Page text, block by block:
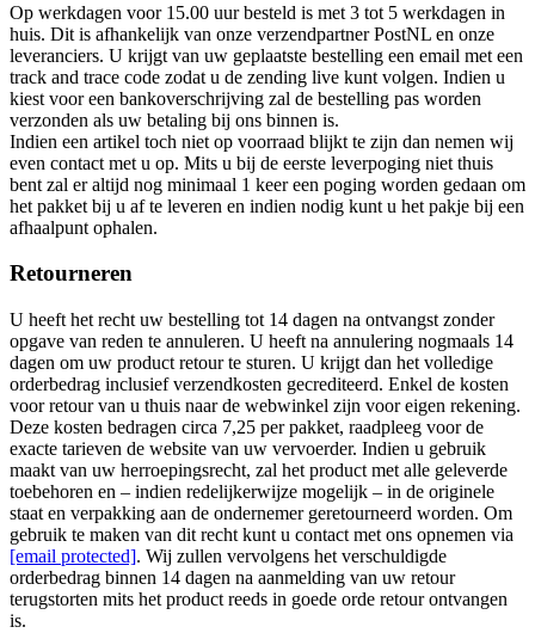
Op werkdagen voor 15.00 uur besteld is met 3 tot 5 werkdagen in
huis. Dit is afhankelijk van onze verzendpartner PostNL en onze
leveranciers. U krijgt van uw geplaatste bestelling een email met een
track and trace code zodat u de zending live kunt volgen. Indien u
kiest voor een bankoverschrijving zal de bestelling pas worden
verzonden als uw betaling bij ons binnen is.
Indien een artikel toch niet op voorraad blijkt te zijn dan nemen wij
even contact met u op. Mits u bij de eerste leverpoging niet thuis
bent zal er altijd nog minimaal 1 keer een poging worden gedaan om
het pakket bij u af te leveren en indien nodig kunt u het pakje bij een
afhaalpunt ophalen.
Retourneren
U heeft het recht uw bestelling tot 14 dagen na ontvangst zonder
opgave van reden te annuleren. U heeft na annulering nogmaals 14
dagen om uw product retour te sturen. U krijgt dan het volledige
orderbedrag inclusief verzendkosten gecrediteerd. Enkel de kosten
voor retour van u thuis naar de webwinkel zijn voor eigen rekening.
Deze kosten bedragen circa 7,25 per pakket, raadpleeg voor de
exacte tarieven de website van uw vervoerder. Indien u gebruik
maakt van uw herroepingsrecht, zal het product met alle geleverde
toebehoren en – indien redelijkerwijze mogelijk – in de originele
staat en verpakking aan de ondernemer geretourneerd worden. Om
gebruik te maken van dit recht kunt u contact met ons opnemen via
[email protected]. Wij zullen vervolgens het verschuldigde
orderbedrag binnen 14 dagen na aanmelding van uw retour
terugstorten mits het product reeds in goede orde retour ontvangen
is.